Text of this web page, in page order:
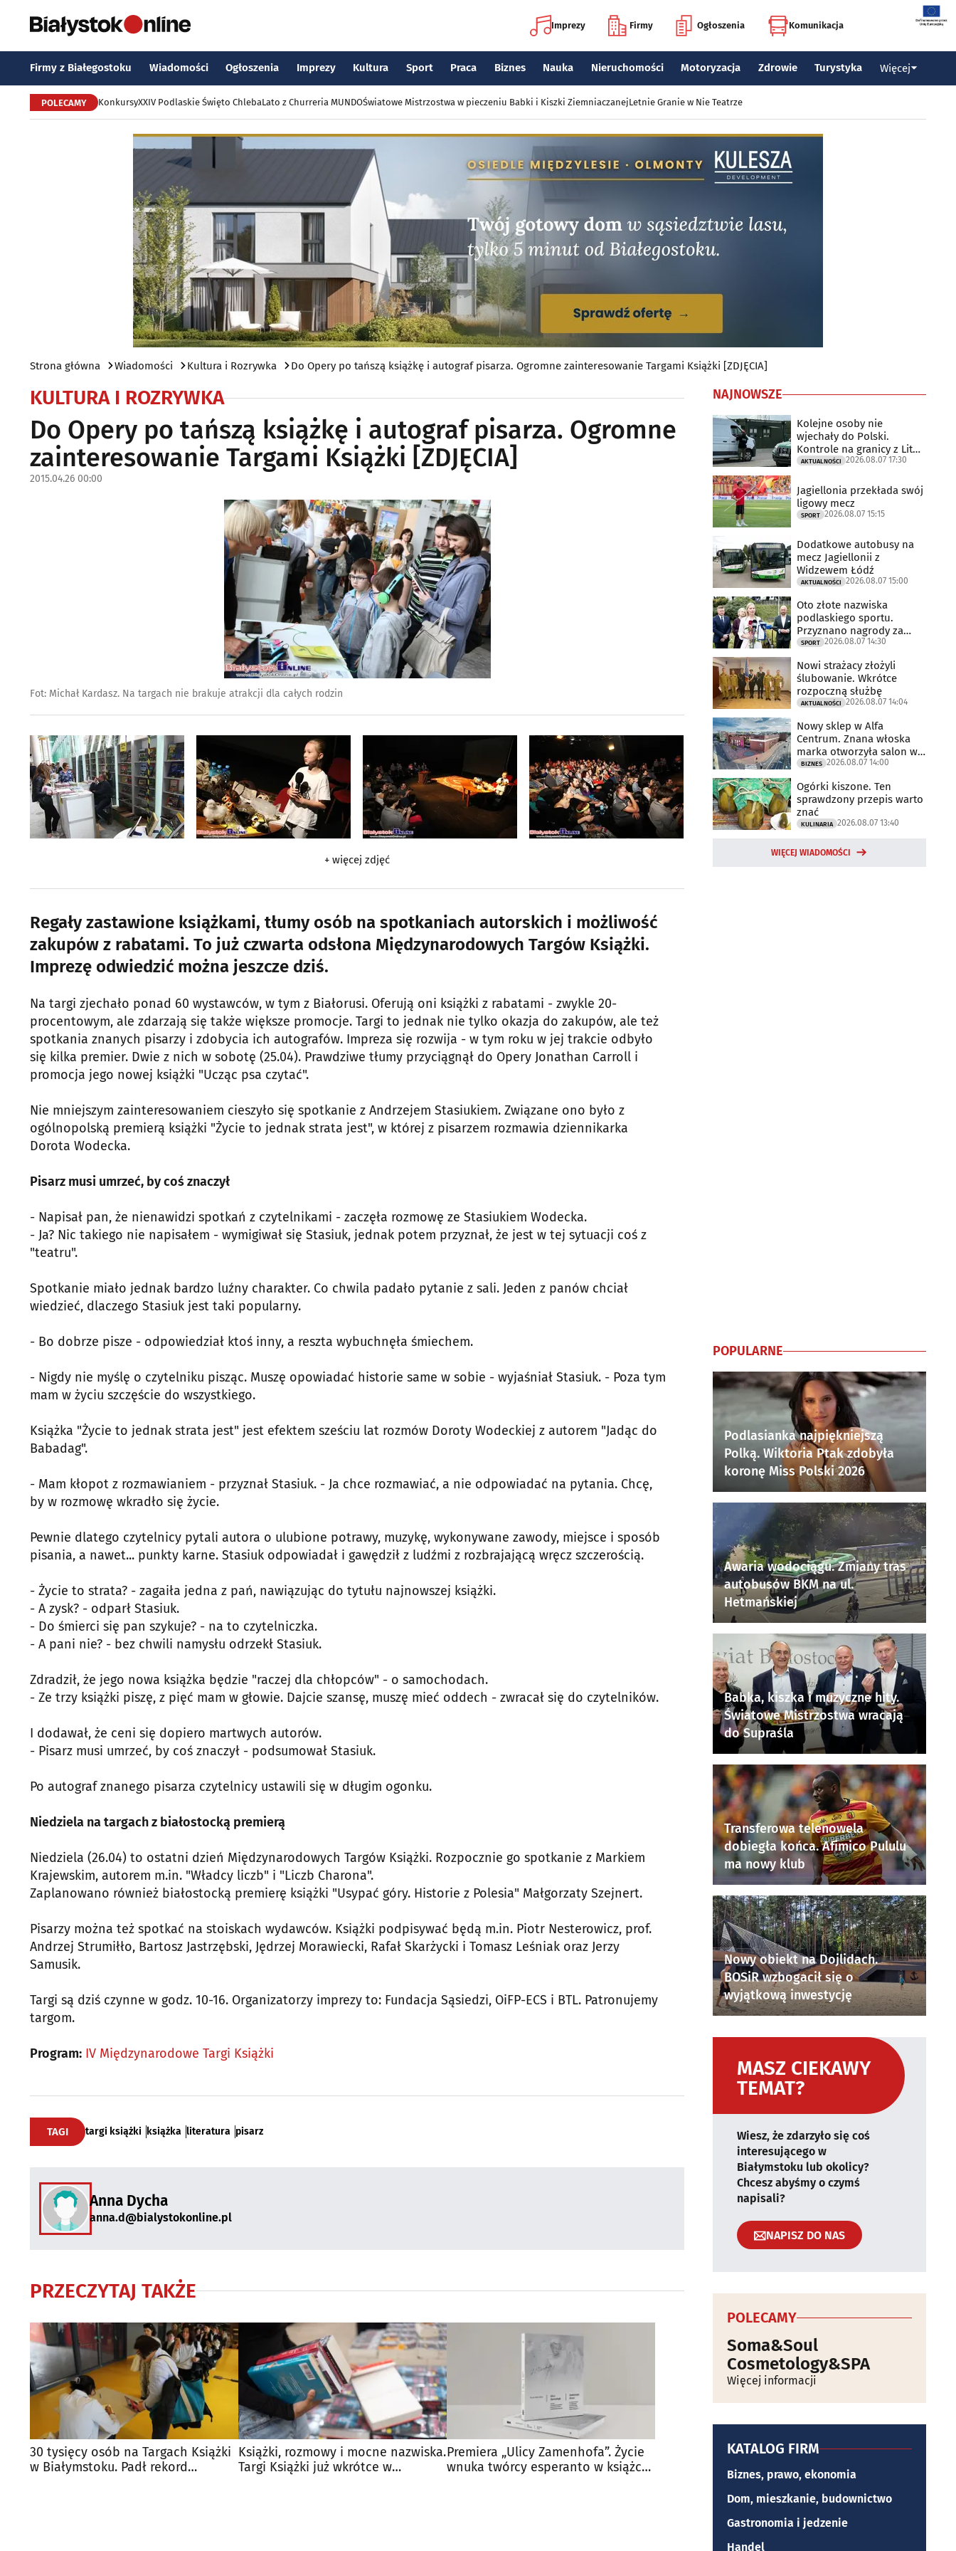
Imprezy Firmy Ogłoszenia Komunikacja
Firmy z Białegostoku Wiadomości Ogłoszenia Imprezy Kultura Sport Praca Biznes Nauka Nieruchomości Motoryzacja Zdrowie Turystyka Więcej
POLECAMY KonkursyXXIV Podlaskie Święto ChlebaLato z Churreria MUNDOŚwiatowe Mistrzostwa w pieczeniu Babki i Kiszki ZiemniaczanejLetnie Granie w Nie Teatrze
Strona główna Wiadomości Kultura i Rozrywka Do Opery po tańszą książkę i autograf pisarza. Ogromne zainteresowanie Targami Książki [ZDJĘCIA]
KULTURA I ROZRYWKA
Do Opery po tańszą książkę i autograf pisarza. Ogromne
zainteresowanie Targami Książki [ZDJĘCIA]
2015.04.26 00:00
Fot: Michał Kardasz. Na targach nie brakuje atrakcji dla całych rodzin
+ więcej zdjęć
Regały zastawione książkami, tłumy osób na spotkaniach autorskich i możliwość
zakupów z rabatami. To już czwarta odsłona Międzynarodowych Targów Książki.
Imprezę odwiedzić można jeszcze dziś.
Na targi zjechało ponad 60 wystawców, w tym z Białorusi. Oferują oni książki z rabatami - zwykle 20-
procentowym, ale zdarzają się także większe promocje. Targi to jednak nie tylko okazja do zakupów, ale też
spotkania znanych pisarzy i zdobycia ich autografów. Impreza się rozwija - w tym roku w jej trakcie odbyło
się kilka premier. Dwie z nich w sobotę (25.04). Prawdziwe tłumy przyciągnął do Opery Jonathan Carroll i
promocja jego nowej książki "Ucząc psa czytać".
Nie mniejszym zainteresowaniem cieszyło się spotkanie z Andrzejem Stasiukiem. Związane ono było z
ogólnopolską premierą książki "Życie to jednak strata jest", w której z pisarzem rozmawia dziennikarka
Dorota Wodecka.
Pisarz musi umrzeć, by coś znaczył
- Napisał pan, że nienawidzi spotkań z czytelnikami - zaczęła rozmowę ze Stasiukiem Wodecka.
- Ja? Nic takiego nie napisałem - wymigiwał się Stasiuk, jednak potem przyznał, że jest w tej sytuacji coś z
"teatru".
Spotkanie miało jednak bardzo luźny charakter. Co chwila padało pytanie z sali. Jeden z panów chciał
wiedzieć, dlaczego Stasiuk jest taki popularny.
- Bo dobrze pisze - odpowiedział ktoś inny, a reszta wybuchnęła śmiechem.
- Nigdy nie myślę o czytelniku pisząc. Muszę opowiadać historie same w sobie - wyjaśniał Stasiuk. - Poza tym
mam w życiu szczęście do wszystkiego.
Książka "Życie to jednak strata jest" jest efektem sześciu lat rozmów Doroty Wodeckiej z autorem "Jadąc do
Babadag".
- Mam kłopot z rozmawianiem - przyznał Stasiuk. - Ja chce rozmawiać, a nie odpowiadać na pytania. Chcę,
by w rozmowę wkradło się życie.
Pewnie dlatego czytelnicy pytali autora o ulubione potrawy, muzykę, wykonywane zawody, miejsce i sposób
pisania, a nawet... punkty karne. Stasiuk odpowiadał i gawędził z ludźmi z rozbrajającą wręcz szczerością.
- Życie to strata? - zagaiła jedna z pań, nawiązując do tytułu najnowszej książki.
- A zysk? - odparł Stasiuk.
- Do śmierci się pan szykuje? - na to czytelniczka.
- A pani nie? - bez chwili namysłu odrzekł Stasiuk.
Zdradził, że jego nowa książka będzie "raczej dla chłopców" - o samochodach.
- Ze trzy książki piszę, z pięć mam w głowie. Dajcie szansę, muszę mieć oddech - zwracał się do czytelników.
I dodawał, że ceni się dopiero martwych autorów.
- Pisarz musi umrzeć, by coś znaczył - podsumował Stasiuk.
Po autograf znanego pisarza czytelnicy ustawili się w długim ogonku.
Niedziela na targach z białostocką premierą
Niedziela (26.04) to ostatni dzień Międzynarodowych Targów Książki. Rozpocznie go spotkanie z Markiem
Krajewskim, autorem m.in. "Władcy liczb" i "Liczb Charona".
Zaplanowano również białostocką premierę książki "Usypać góry. Historie z Polesia" Małgorzaty Szejnert.
Pisarzy można też spotkać na stoiskach wydawców. Książki podpisywać będą m.in. Piotr Nesterowicz, prof.
Andrzej Strumiłło, Bartosz Jastrzębski, Jędrzej Morawiecki, Rafał Skarżycki i Tomasz Leśniak oraz Jerzy
Samusik.
Targi są dziś czynne w godz. 10-16. Organizatorzy imprezy to: Fundacja Sąsiedzi, OiFP-ECS i BTL. Patronujemy
targom.
Program: IV Międzynarodowe Targi Książki
TAGI targi książki książka literatura pisarz
Anna Dycha
anna.d@bialystokonline.pl
PRZECZYTAJ TAKŻE
30 tysięcy osób na Targach Książki
w Białymstoku. Padł rekord
Książki, rozmowy i mocne nazwiska.
Targi Książki już wkrótce w
Premiera „Ulicy Zamenhofa”. Życie
wnuka twórcy esperanto w książce
NAJNOWSZE
Kolejne osoby nie
wjechały do Polski.
Kontrole na granicy z Litwą
trwają
AKTUALNOŚCI 2026.08.07 17:30
Jagiellonia przekłada swój
ligowy mecz
SPORT 2026.08.07 15:15
Dodatkowe autobusy na
mecz Jagiellonii z
Widzewem Łódź
AKTUALNOŚCI 2026.08.07 15:00
Oto złote nazwiska
podlaskiego sportu.
Przyznano nagrody za
2025 rok
SPORT 2026.08.07 14:30
Nowi strażacy złożyli
ślubowanie. Wkrótce
rozpoczną służbę
AKTUALNOŚCI 2026.08.07 14:04
Nowy sklep w Alfa
Centrum. Znana włoska
marka otworzyła salon w
Białymstoku
BIZNES 2026.08.07 14:00
Ogórki kiszone. Ten
sprawdzony przepis warto
znać
KULINARIA 2026.08.07 13:40
WIĘCEJ WIADOMOŚCI
POPULARNE
Podlasianka najpiękniejszą
Polką. Wiktoria Ptak zdobyła
koronę Miss Polski 2026
Awaria wodociągu. Zmiany tras
autobusów BKM na ul.
Hetmańskiej
Babka, kiszka i muzyczne hity.
Światowe Mistrzostwa wracają
do Supraśla
Transferowa telenowela
dobiegła końca. Afimico Pululu
ma nowy klub
Nowy obiekt na Dojlidach.
BOSiR wzbogacił się o
wyjątkową inwestycję
MASZ CIEKAWY
TEMAT?
Wiesz, że zdarzyło się coś
interesującego w
Białymstoku lub okolicy?
Chcesz abyśmy o czymś
napisali?
NAPISZ DO NAS
POLECAMY
Soma&Soul
Cosmetology&SPA
Więcej informacji
KATALOG FIRM
Biznes, prawo, ekonomia
Dom, mieszkanie, budownictwo
Gastronomia i jedzenie
Handel